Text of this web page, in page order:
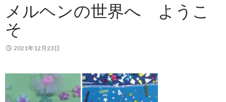
メルヘンの世界へ ようこ
そ
2021年12月23日